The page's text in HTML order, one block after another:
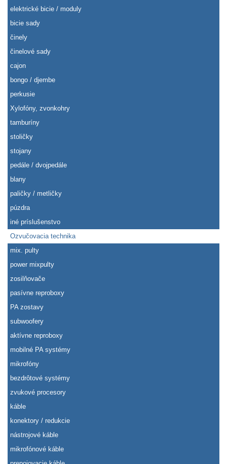
elektrické bicie / moduly
bicie sady
činely
činelové sady
cajon
bongo / djembe
perkusie
Xylofóny, zvonkohry
tamburíny
stoličky
stojany
pedále / dvojpedále
blany
paličky / metličky
púzdra
iné príslušenstvo
Ozvučovacia technika
mix. pulty
power mixpulty
zosilňovače
pasívne reproboxy
PA zostavy
subwoofery
aktívne reproboxy
mobilné PA systémy
mikrofóny
bezdrôtové systémy
zvukové procesory
káble
konektory / redukcie
nástrojové káble
mikrofónové káble